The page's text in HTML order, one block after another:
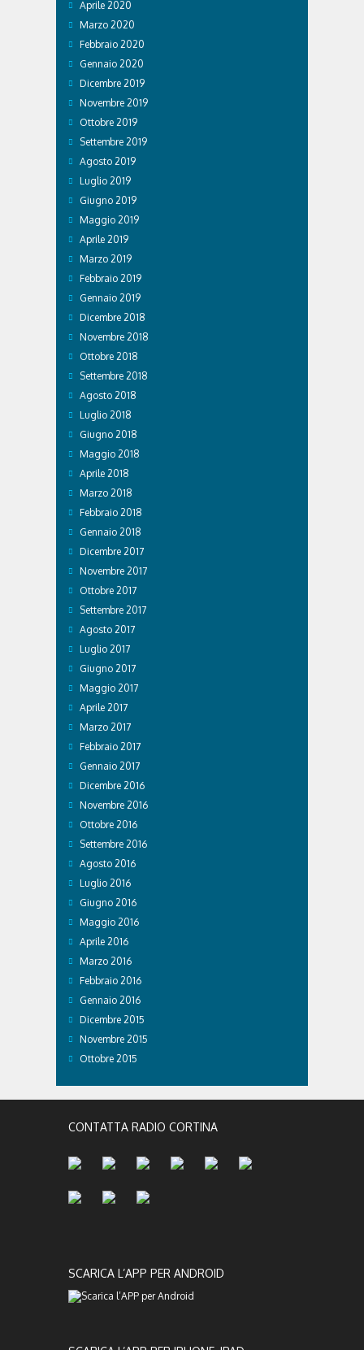
Aprile 2020
Marzo 2020
Febbraio 2020
Gennaio 2020
Dicembre 2019
Novembre 2019
Ottobre 2019
Settembre 2019
Agosto 2019
Luglio 2019
Giugno 2019
Maggio 2019
Aprile 2019
Marzo 2019
Febbraio 2019
Gennaio 2019
Dicembre 2018
Novembre 2018
Ottobre 2018
Settembre 2018
Agosto 2018
Luglio 2018
Giugno 2018
Maggio 2018
Aprile 2018
Marzo 2018
Febbraio 2018
Gennaio 2018
Dicembre 2017
Novembre 2017
Ottobre 2017
Settembre 2017
Agosto 2017
Luglio 2017
Giugno 2017
Maggio 2017
Aprile 2017
Marzo 2017
Febbraio 2017
Gennaio 2017
Dicembre 2016
Novembre 2016
Ottobre 2016
Settembre 2016
Agosto 2016
Luglio 2016
Giugno 2016
Maggio 2016
Aprile 2016
Marzo 2016
Febbraio 2016
Gennaio 2016
Dicembre 2015
Novembre 2015
Ottobre 2015
CONTATTA RADIO CORTINA
SCARICA L’APP PER ANDROID